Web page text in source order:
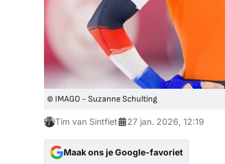
© IMAGO - Suzanne Schulting
Tim van Sintfiet 27 jan. 2026, 12:19
Maak ons je Google-favoriet